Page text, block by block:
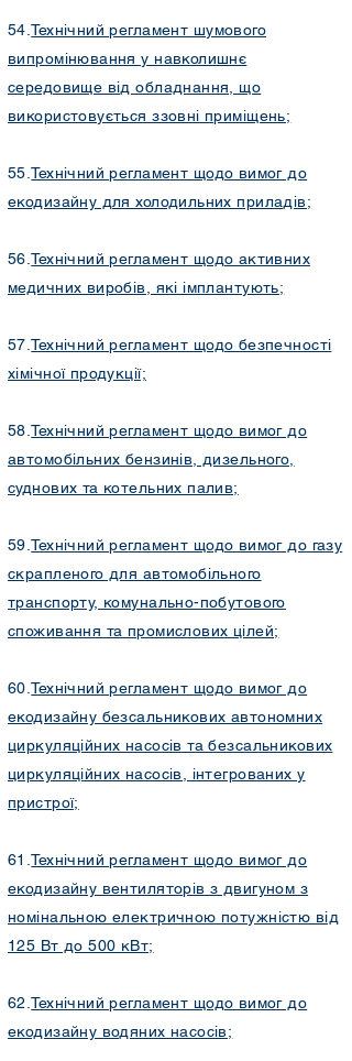
54.Технічний регламент шумового
випромінювання у навколишнє
середовище від обладнання, що
використовується ззовні приміщень;
55.Технічний регламент щодо вимог до
екодизайну для холодильних приладів;
56.Технічний регламент щодо активних
медичних виробів, які імплантують;
57.Технічний регламент щодо безпечності
хімічної продукції;
58.Технічний регламент щодо вимог до
автомобільних бензинів, дизельного,
суднових та котельних палив;
59.Технічний регламент щодо вимог до газу
скрапленого для автомобільного
транспорту, комунально-побутового
споживання та промислових цілей;
60.Технічний регламент щодо вимог до
екодизайну безсальникових автономних
циркуляційних насосів та безсальникових
циркуляційних насосів, інтегрованих у
пристрої;
61.Технічний регламент щодо вимог до
екодизайну вентиляторів з двигуном з
номінальною електричною потужністю від
125 Вт до 500 кВт;
62.Технічний регламент щодо вимог до
екодизайну водяних насосів;